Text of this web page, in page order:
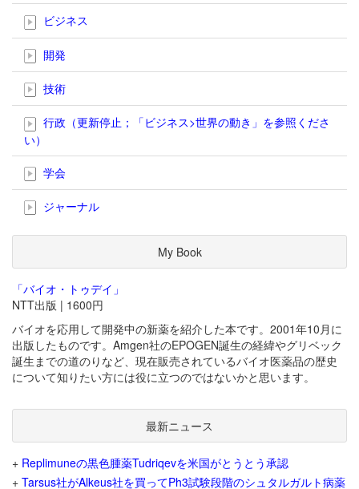
ビジネス
開発
技術
行政（更新停止；「ビジネス>世界の動き」を参照くださ
い）
学会
ジャーナル
My Book
「バイオ・トゥデイ」
NTT出版 | 1600円
バイオを応用して開発中の新薬を紹介した本です。2001年10月に
出版したものです。Amgen社のEPOGEN誕生の経緯やグリベック
誕生までの道のりなど、現在販売されているバイオ医薬品の歴史
について知りたい方には役に立つのではないかと思います。
最新ニュース
+ Replimuneの黒色腫薬Tudriqevを米国がとうとう承認
+ Tarsus社がAlkeus社を買ってPh3試験段階のシュタルガルト病薬